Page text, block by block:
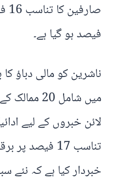
فیصد ہو گیا ہے۔
ناشرین کو مالی دباؤ
میں شامل
لائن خبروں کے لیے
تناسب 17 فیصد
خبردار کیا ہے کہ نئے